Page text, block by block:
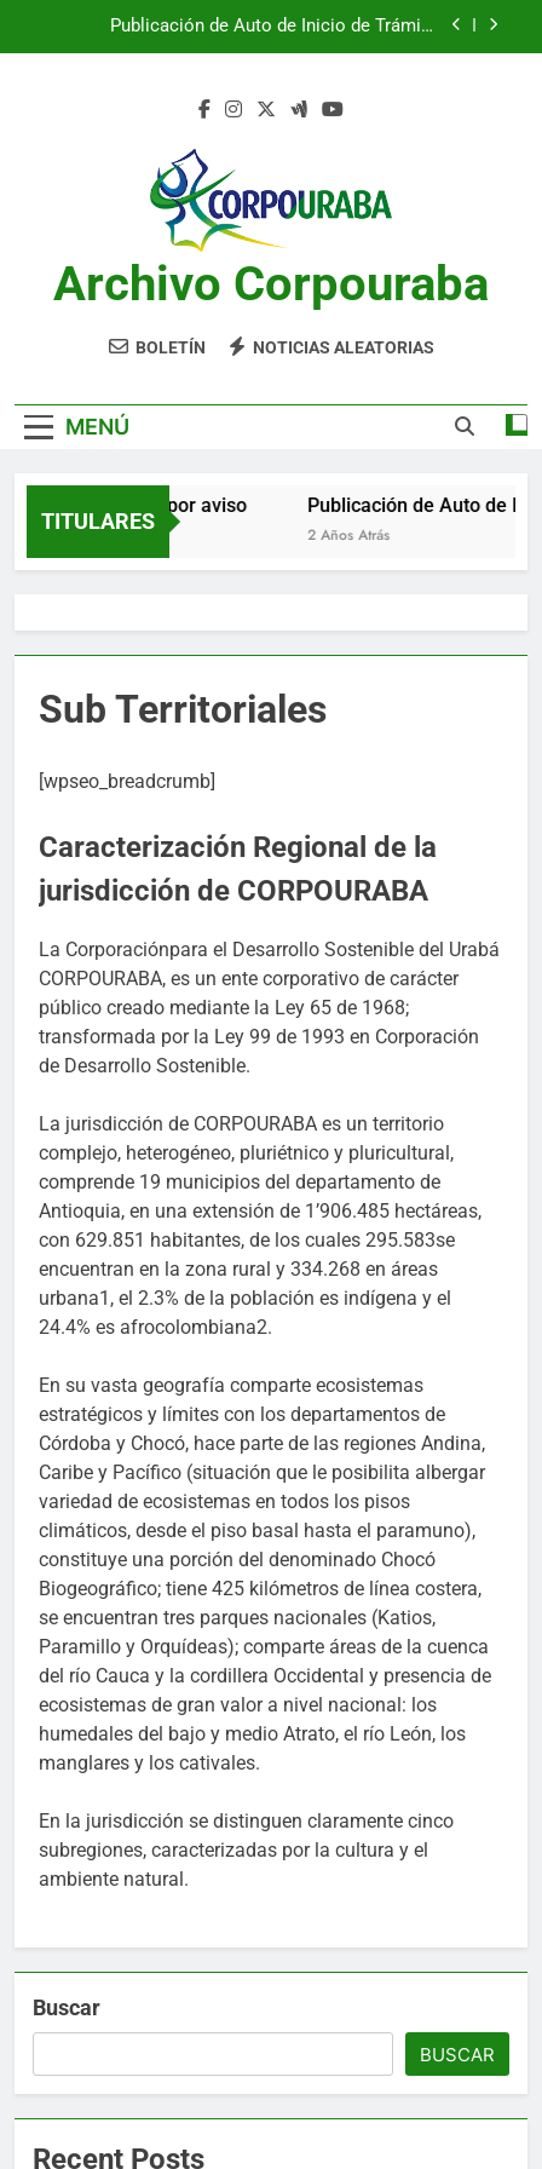
Publicación de Auto de Inicio de Trámite
Notificación por aviso
Publicación de Auto de Inicio de Trámite
Publicación de Auto de Inicio de Trámite
CITACIONES
Archivo Corpouraba
BOLETÍN NOTICIAS ALEATORIAS
MENÚ
TITULARES
Notificación por aviso
2 Años Atrás
Publicación de Auto de
2 Años Atrás
Sub Territoriales
[wpseo_breadcrumb]
Caracterización Regional de la
jurisdicción de CORPOURABA
La Corporaciónpara el Desarrollo Sostenible del Urabá
CORPOURABA, es un ente corporativo de carácter
público creado mediante la Ley 65 de 1968;
transformada por la Ley 99 de 1993 en Corporación
de Desarrollo Sostenible.
La jurisdicción de CORPOURABA es un territorio
complejo, heterogéneo, pluriétnico y pluricultural,
comprende 19 municipios del departamento de
Antioquia, en una extensión de 1’906.485 hectáreas,
con 629.851 habitantes, de los cuales 295.583se
encuentran en la zona rural y 334.268 en áreas
urbana1 , el 2.3% de la población es indígena y el
24.4% es afrocolombiana2.
En su vasta geografía comparte ecosistemas
estratégicos y límites con los departamentos de
Córdoba y Chocó, hace parte de las regiones Andina,
Caribe y Pacífico (situación que le posibilita albergar
variedad de ecosistemas en todos los pisos
climáticos, desde el piso basal hasta el paramuno),
constituye una porción del denominado Chocó
Biogeográfico; tiene 425 kilómetros de línea costera,
se encuentran tres parques nacionales (Katios,
Paramillo y Orquídeas); comparte áreas de la cuenca
del río Cauca y la cordillera Occidental y presencia de
ecosistemas de gran valor a nivel nacional: los
humedales del bajo y medio Atrato, el río León, los
manglares y los cativales.
En la jurisdicción se distinguen claramente cinco
subregiones, caracterizadas por la cultura y el
ambiente natural.
Buscar
BUSCAR
Recent Posts